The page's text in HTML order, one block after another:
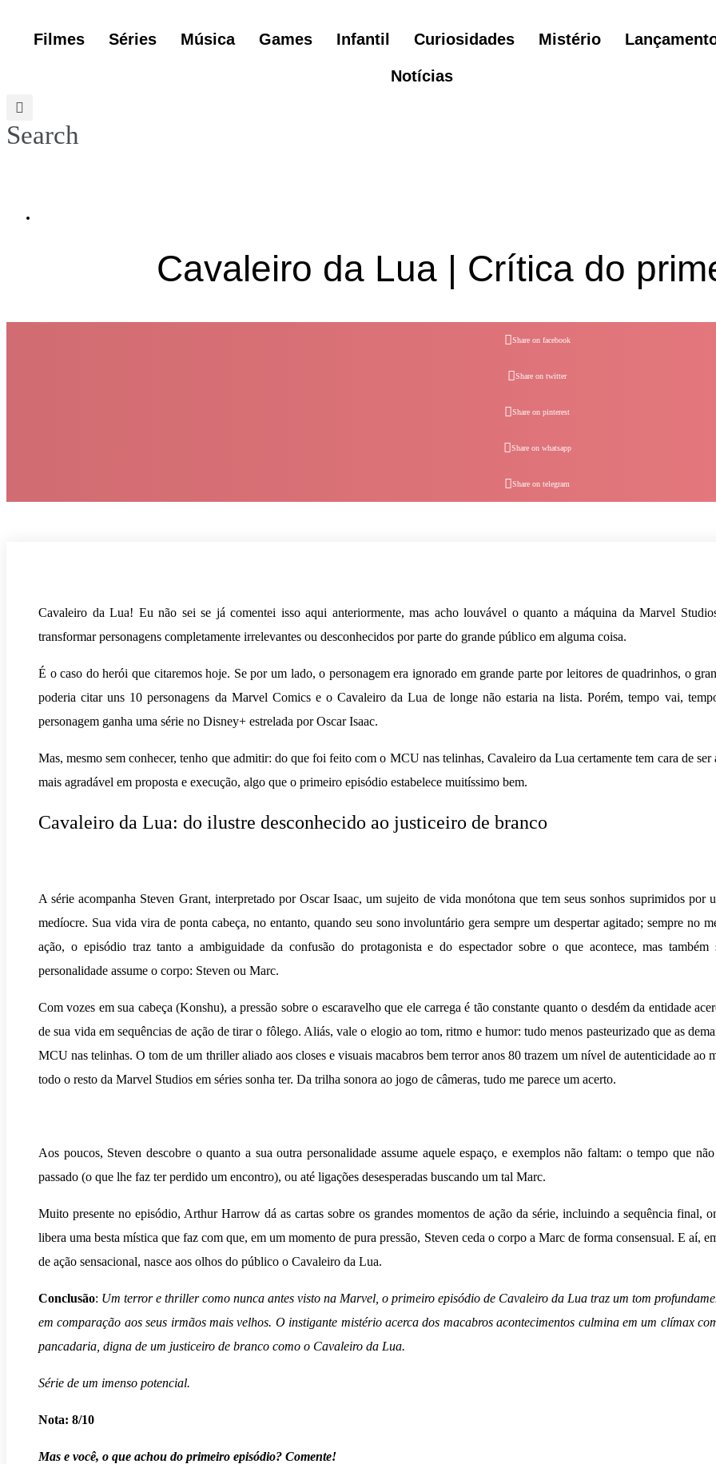
Filmes Séries Música Games Infantil Curiosidades Mistério
Notícias
Search
Cavaleiro da Lua | Crítica do
Share on facebook
Share on twitter
Share on pinterest
Share on whatsapp
Share on telegram
Cavaleiro da Lua! Eu não sei se já comentei isso aqui anteriormente, mas acho louvável o quanto a máquina da Marvel
transformar personagens completamente irrelevantes ou desconhecidos por parte do grande público em alguma coisa.
É o caso do herói que citaremos hoje. Se por um lado, o personagem era ignorado em grande parte por leitores de quadrinhos, o
poderia citar uns 10 personagens da Marvel Comics e o Cavaleiro da Lua de longe não estaria na lista. Porém, tempo vai,
personagem ganha uma série no Disney+ estrelada por Oscar Isaac.
Mas, mesmo sem conhecer, tenho que admitir: do que foi feito com o MCU nas telinhas, Cavaleiro da Lua certamente tem cara de ser
mais agradável em proposta e execução, algo que o primeiro episódio estabelece muitíssimo bem.
Cavaleiro da Lua: do ilustre desconhecido ao justiceiro de branco
A série acompanha Steven Grant, interpretado por Oscar Isaac, um sujeito de vida monótona que tem seus sonhos suprimidos por
medíocre. Sua vida vira de ponta cabeça, no entanto, quando seu sono involuntário gera sempre um despertar agitado; sempre no
ação, o episódio traz tanto a ambiguidade da confusão do protagonista e do espectador sobre o que acontece, mas também
personalidade assume o corpo: Steven ou Marc.
Com vozes em sua cabeça (Konshu), a pressão sobre o escaravelho que ele carrega é tão constante quanto o desdém da entidade
de sua vida em sequências de ação de tirar o fôlego. Aliás, vale o elogio ao tom, ritmo e humor: tudo menos pasteurizado que as
MCU nas telinhas. O tom de um thriller aliado aos closes e visuais macabros bem terror anos 80 trazem um nível de autenticidade ao
todo o resto da Marvel Studios em séries sonha ter. Da trilha sonora ao jogo de câmeras, tudo me parece um acerto.
Aos poucos, Steven descobre o quanto a sua outra personalidade assume aquele espaço, e exemplos não faltam: o tempo que
passado (o que lhe faz ter perdido um encontro), ou até ligações desesperadas buscando um tal Marc.
Muito presente no episódio, Arthur Harrow dá as cartas sobre os grandes momentos de ação da série, incluindo a sequência final,
libera uma besta mística que faz com que, em um momento de pura pressão, Steven ceda o corpo a Marc de forma consensual. E aí,
de ação sensacional, nasce aos olhos do público o Cavaleiro da Lua.
Conclusão: Um terror e thriller como nunca antes visto na Marvel, o primeiro episódio de Cavaleiro da Lua traz um tom
em comparação aos seus irmãos mais velhos. O instigante mistério acerca dos macabros acontecimentos culmina em um clímax
pancadaria, digna de um justiceiro de branco como o Cavaleiro da Lua.
Série de um imenso potencial.
Nota: 8/10
Mas e você, o que achou do primeiro episódio? Comente!